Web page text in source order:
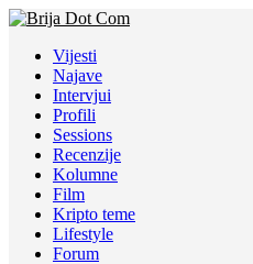
Vijesti
Najave
Intervjui
Profili
Sessions
Recenzije
Kolumne
Film
Kripto teme
Lifestyle
Forum